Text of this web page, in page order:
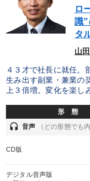
ロ
識
タ
山
４３才で社長に就任。
生み出す副業・兼業の
上３倍増。変化を楽し
形 態
headset 音声 （どの形態でも
CD版
デジタル音声版